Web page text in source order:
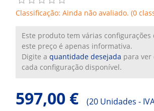
Classificação: Ainda não avaliado. (0
Este produto tem várias configurações
este preço é apenas informativa.
Digite aquantidade desejada para ver
cada configuração disponível.
597,00 € (20 Unidades -